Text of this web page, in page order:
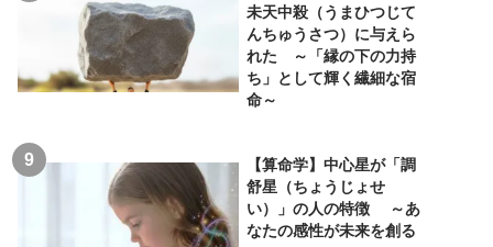
未天中殺（うまひつじて
んちゅうさつ）に与えら
れた ～「縁の下の力持
ち」として輝く繊細な宿
命～
【算命学】中心星が「調
舒星（ちょうじょせ
い）」の人の特徴 ～あ
なたの感性が未来を創る